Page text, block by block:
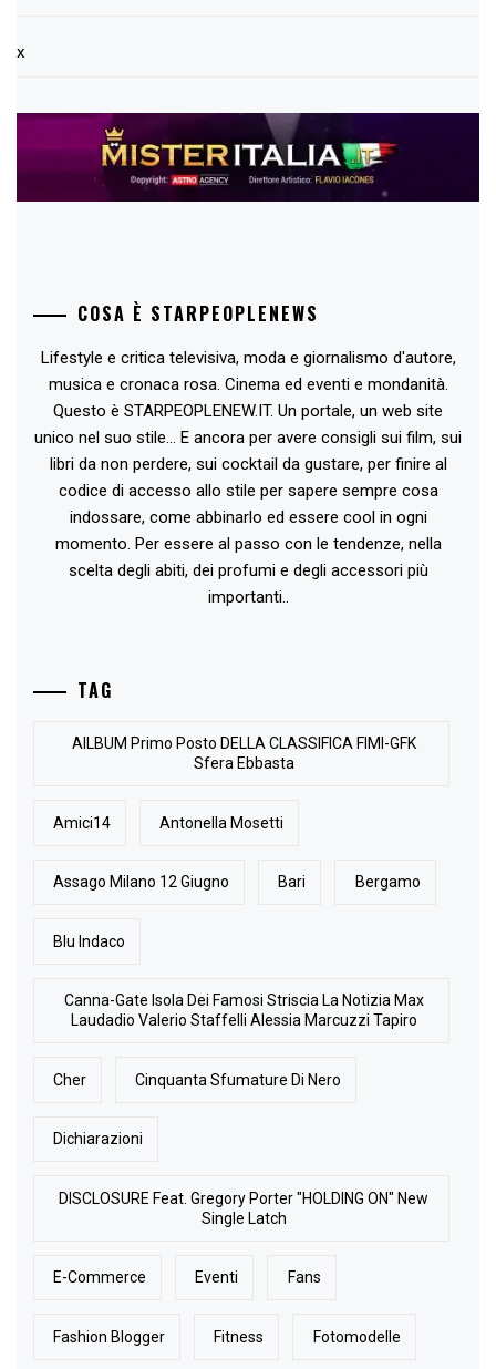
x
COSA È STARPEOPLENEWS
Lifestyle e critica televisiva, moda e giornalismo d'autore,
musica e cronaca rosa. Cinema ed eventi e mondanità.
Questo è STARPEOPLENEW.IT. Un portale, un web site
unico nel suo stile... E ancora per avere consigli sui film, sui
libri da non perdere, sui cocktail da gustare, per finire al
codice di accesso allo stile per sapere sempre cosa
indossare, come abbinarlo ed essere cool in ogni
momento. Per essere al passo con le tendenze, nella
scelta degli abiti, dei profumi e degli accessori più
importanti..
TAG
AlLBUM Primo Posto DELLA CLASSIFICA FIMI-GFK
Sfera Ebbasta
Amici14 Antonella Mosetti
Assago Milano 12 Giugno Bari Bergamo
Blu Indaco
Canna-Gate Isola Dei Famosi Striscia La Notizia Max
Laudadio Valerio Staffelli Alessia Marcuzzi Tapiro
Cher Cinquanta Sfumature Di Nero
Dichiarazioni
DISCLOSURE Feat. Gregory Porter "HOLDING ON" New
Single Latch
E-Commerce Eventi Fans
Fashion Blogger Fitness Fotomodelle